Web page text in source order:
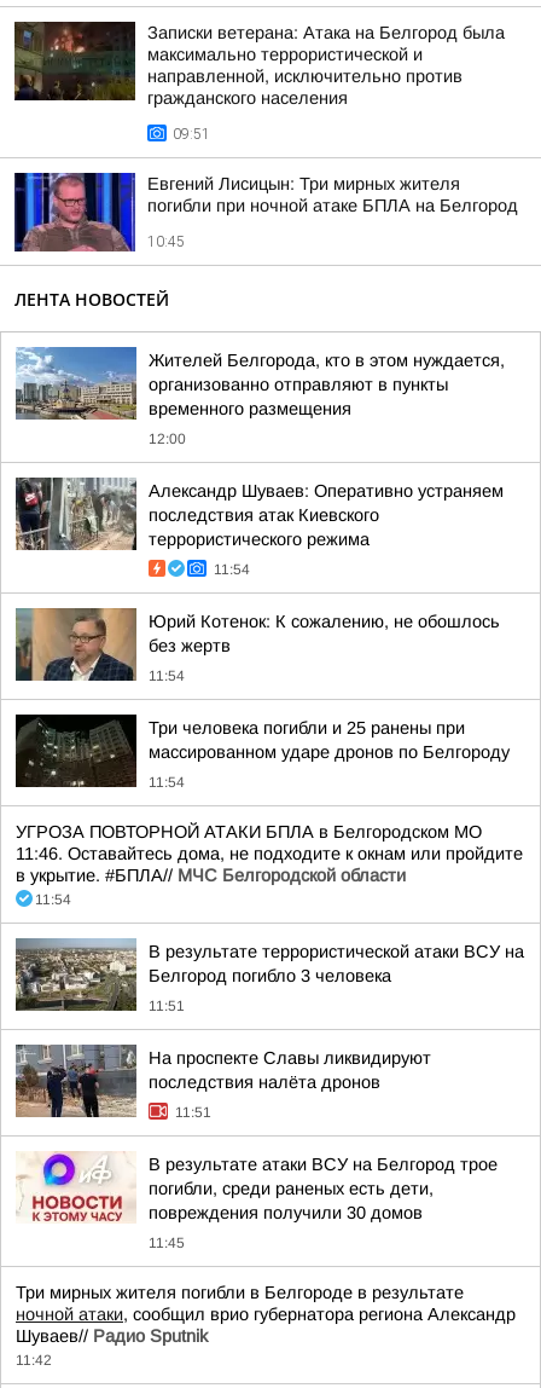
Записки ветерана: Атака на Белгород была
максимально террористической и
направленной, исключительно против
гражданского населения
09:51
Евгений Лисицын: Три мирных жителя
погибли при ночной атаке БПЛА на Белгород
10:45
ЛЕНТА НОВОСТЕЙ
Жителей Белгорода, кто в этом нуждается,
организованно отправляют в пункты
временного размещения
12:00
Александр Шуваев: Оперативно устраняем
последствия атак Киевского
террористического режима
11:54
Юрий Котенок: К сожалению, не обошлось
без жертв
11:54
Три человека погибли и 25 ранены при
массированном ударе дронов по Белгороду
11:54
УГРОЗА ПОВТОРНОЙ АТАКИ БПЛА в Белгородском МО
11:46. Оставайтесь дома, не подходите к окнам или пройдите
в укрытие. #БПЛА// МЧС Белгородской области
11:54
В результате террористической атаки ВСУ на
Белгород погибло 3 человека
11:51
На проспекте Славы ликвидируют
последствия налёта дронов
11:51
В результате атаки ВСУ на Белгород трое
погибли, среди раненых есть дети,
повреждения получили 30 домов
11:45
Три мирных жителя погибли в Белгороде в результате
ночной атаки, сообщил врио губернатора региона Александр
Шуваев// Радио Sputnik
11:42